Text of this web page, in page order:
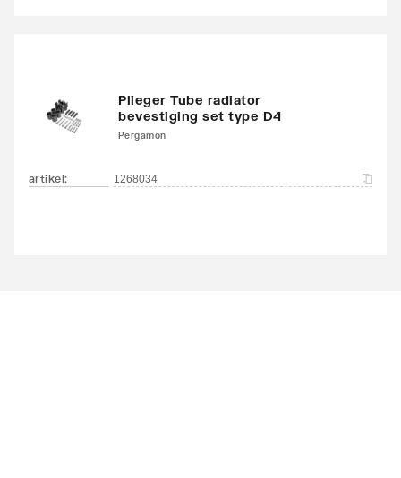
Plieger Tube radiator
bevestiging set type D4
Pergamon
artikel: 1268034